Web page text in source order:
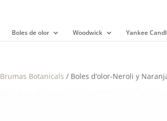
Boles de olor Woodwick Yankee
Brumas Botanicals / Boles d’olor-Neroli y